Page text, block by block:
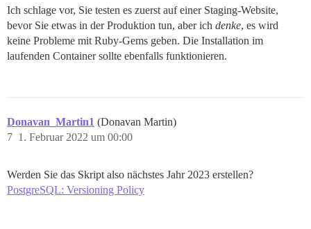
Ich schlage vor, Sie testen es zuerst auf einer Staging-Website,
bevor Sie etwas in der Produktion tun, aber ich denke, es wird
keine Probleme mit Ruby-Gems geben. Die Installation im
laufenden Container sollte ebenfalls funktionieren.
Donavan_Martin1 (Donavan Martin)
1. Februar 2022 um 00:00
7
Werden Sie das Skript also nächstes Jahr 2023 erstellen?
PostgreSQL: Versioning Policy